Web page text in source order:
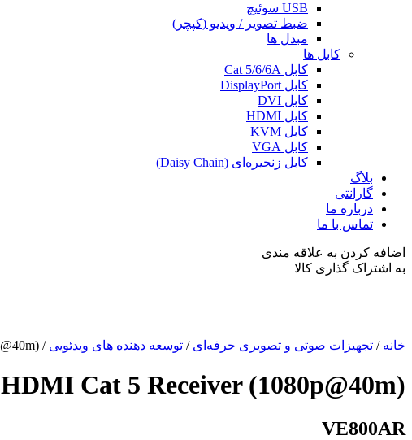
USB سوئیچ
ضبط تصویر / ویدیو (کپچر)
مبدل ها
کابل ها
کابل‌ Cat 5/6/6A
کابل‌ DisplayPort
کابل‌ DVI
کابل‌ HDMI
کابل‌ KVM
کابل‌ VGA
کابل‌ زنجیره‌ای (Daisy Chain)
بلاگ
گارانتی
درباره ما
تماس با ما
اضافه کردن به علاقه مندی
به اشتراک گذاری کالا
خانه / تجهیزات صوتی و تصویری حرفه‌ای / توسعه دهنده های ویدئویی / HDMI Cat 5 Receiver (1080p@40m)
HDMI Cat 5 Receiver (1080p@40m)
VE800AR